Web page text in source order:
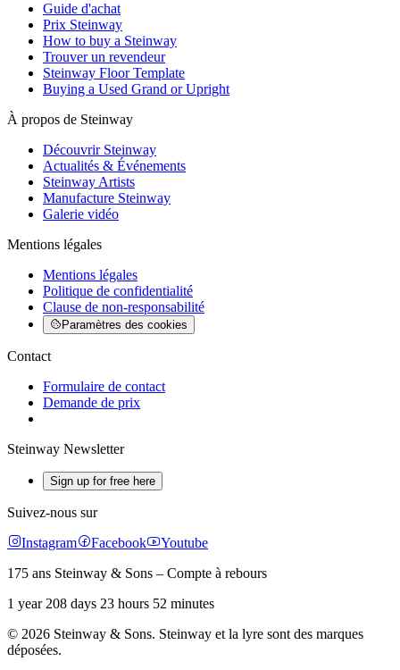
Guide d'achat
Prix Steinway
How to buy a Steinway
Trouver un revendeur
Steinway Floor Template
Buying a Used Grand or Upright
À propos de Steinway
Découvrir Steinway
Actualités & Événements
Steinway Artists
Manufacture Steinway
Galerie vidéo
Mentions légales
Mentions légales
Politique de confidentialité
Clause de non-responsabilité
Paramètres des cookies
Contact
Formulaire de contact
Demande de prix
Steinway Newsletter
Sign up for free here
Suivez-nous sur
Instagram
Facebook
Youtube
175 ans Steinway & Sons – Compte à rebours
1 year 208 days 23 hours 52 minutes
© 2026 Steinway & Sons. Steinway et la lyre sont des marques
déposées.